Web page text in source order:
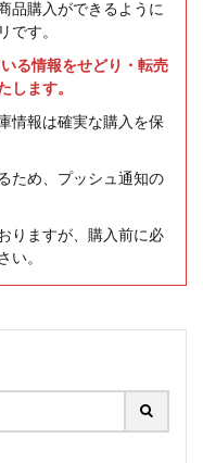
品購入ができるように
です。
る情報をせどり・転売
します。
情報は確実な購入を保
ため、プッシュ通知の
りますが、購入前に必
い。